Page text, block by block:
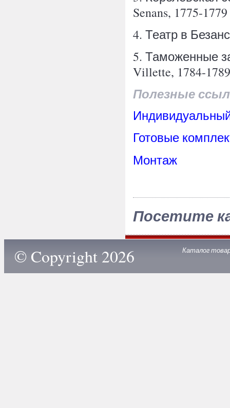
Senans, 1775-1779
4. Театр в
5. Таможенные
Villette, 1784-
Полезные
Готовые
Монтаж
Посетите
© Copyright 2026
Каталог